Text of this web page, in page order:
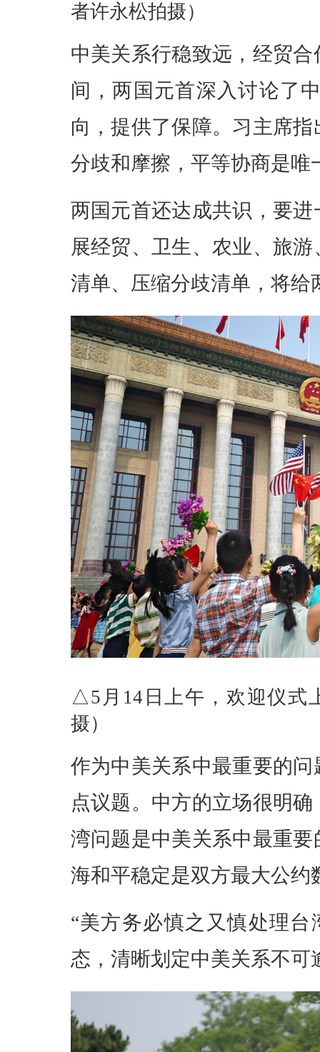
者许永松拍摄）
中美关系行稳致远，经贸
间，两国元首深入讨论了
向，提供了保障。习主席
分歧和摩擦，平等协商是唯
两国元首还达成共识，要
展经贸、卫生、农业、旅
清单、压缩分歧清单，将给
△5月14日上午，欢迎仪式
摄）
作为中美关系中最重要的
点议题。中方的立场很明
湾问题是中美关系中最重
海和平稳定是双方最大公约
“美方务必慎之又慎处理
态，清晰划定中美关系不